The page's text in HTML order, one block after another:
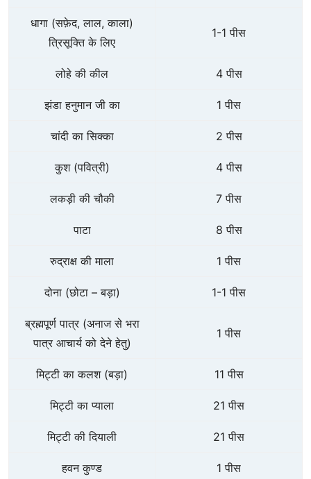
धागा (सफ़ेद, लाल, काला)
त्रिसूक्ति के लिए
1-1 पीस
लोहे की कील 4 पीस
झंडा हनुमान जी का 1 पीस
चांदी का सिक्का 2 पीस
कुश (पवित्री) 4 पीस
लकड़ी की चौकी 7 पीस
पाटा 8 पीस
रुद्राक्ष की माला 1 पीस
दोना (छोटा – बड़ा) 1-1 पीस
ब्रह्मपूर्ण पात्र (अनाज से भरा
पात्र आचार्य को देने हेतु)
1 पीस
मिट्टी का कलश (बड़ा) 11 पीस
मिट्टी का प्याला 21 पीस
मिट्टी की दियाली 21 पीस
हवन कुण्ड 1 पीस